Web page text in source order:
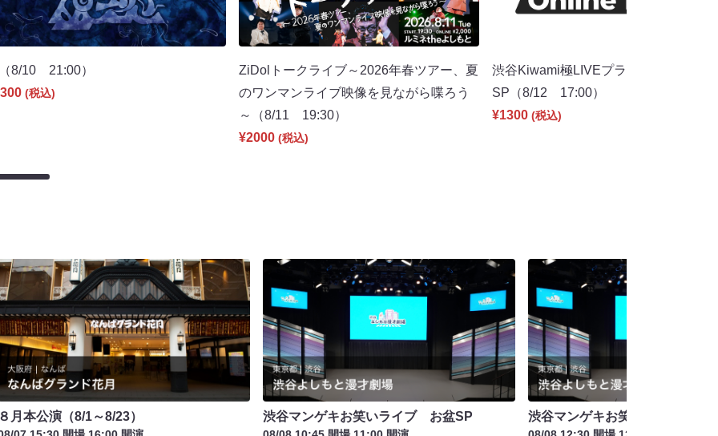
8/10 21:00）
(税込)
ZiDolトークライブ～2026年春ツアー、夏
のワンマンライブ映像を見ながら喋ろう
～（8/11 19:30）
¥2000 (税込)
渋谷Kiwami極LIVEプラス＋ 夏休み
SP（8/12 17:00）
¥1300 (税込)
月本公演（8/1～8/23） 渋谷マンゲキお笑いライブ お盆SP 渋谷マンゲキお笑いライブ お